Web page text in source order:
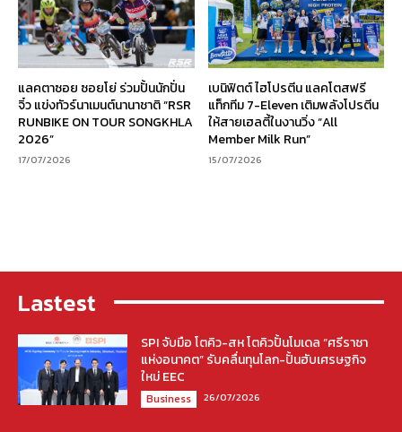
แลคตาซอย ซอยโย่ ร่วมปั้นนักปั่น
จิ๋ว แข่งทัวร์นาเมนต์นานาชาติ “RSR
RUNBIKE ON TOUR SONGKHLA
2026”
17/07/2026
เบนิฟิตต์ ไฮโปรตีน แลคโตสฟรี
แท็กทีม 7-Eleven เติมพลังโปรตีน
ให้สายเฮลตี้ในงานวิ่ง “All
Member Milk Run”
15/07/2026
Lastest
SPI จับมือ โตคิว-สห โตคิวปั้นโมเดล “ศรีราชา
แห่งอนาคต” รับคลื่นทุนโลก-ปั้นฮับเศรษฐกิจ
ใหม่ EEC
Business 26/07/2026